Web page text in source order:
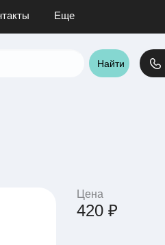
Еще
Найти
Цена
420 ₽